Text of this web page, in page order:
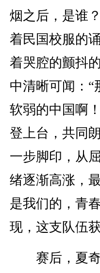
烟之后，是谁
着民国校服的
着哭腔的颤抖
中清晰可闻：“
软弱的中国啊
登上台，共同
一步脚印，从
绪逐渐高涨，
是我们的，青
现，这支队伍
赛后，夏奇